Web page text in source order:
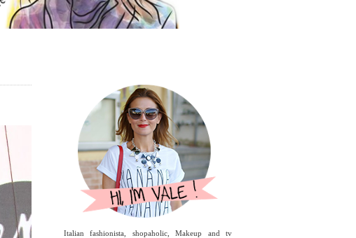
Italian fashionista, shopaholic, Makeup and tv